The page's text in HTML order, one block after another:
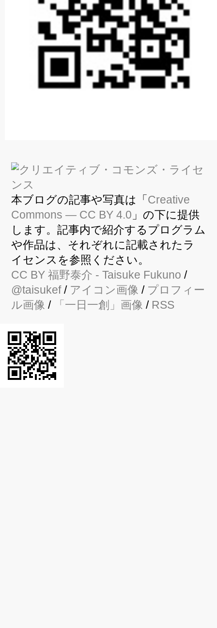
本ブログの記事や写真は「Creative
Commons — CC BY 4.0 」の下に提供
します。記事内で紹介するプログラム
や作品は、それぞれに記載されたラ
イセンスを参照ください。
CC BY 福野泰介 - Taisuke Fukuno /
@taisukef/ アイコン画像 / プロフィー
ル画像 / 「一日一創」画像 / RSS